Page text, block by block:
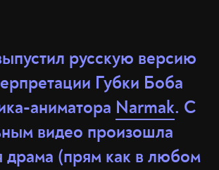
русскую версию
Губки Боба
аниматора Narmak. С
видео произошла
драма (прям как в любом